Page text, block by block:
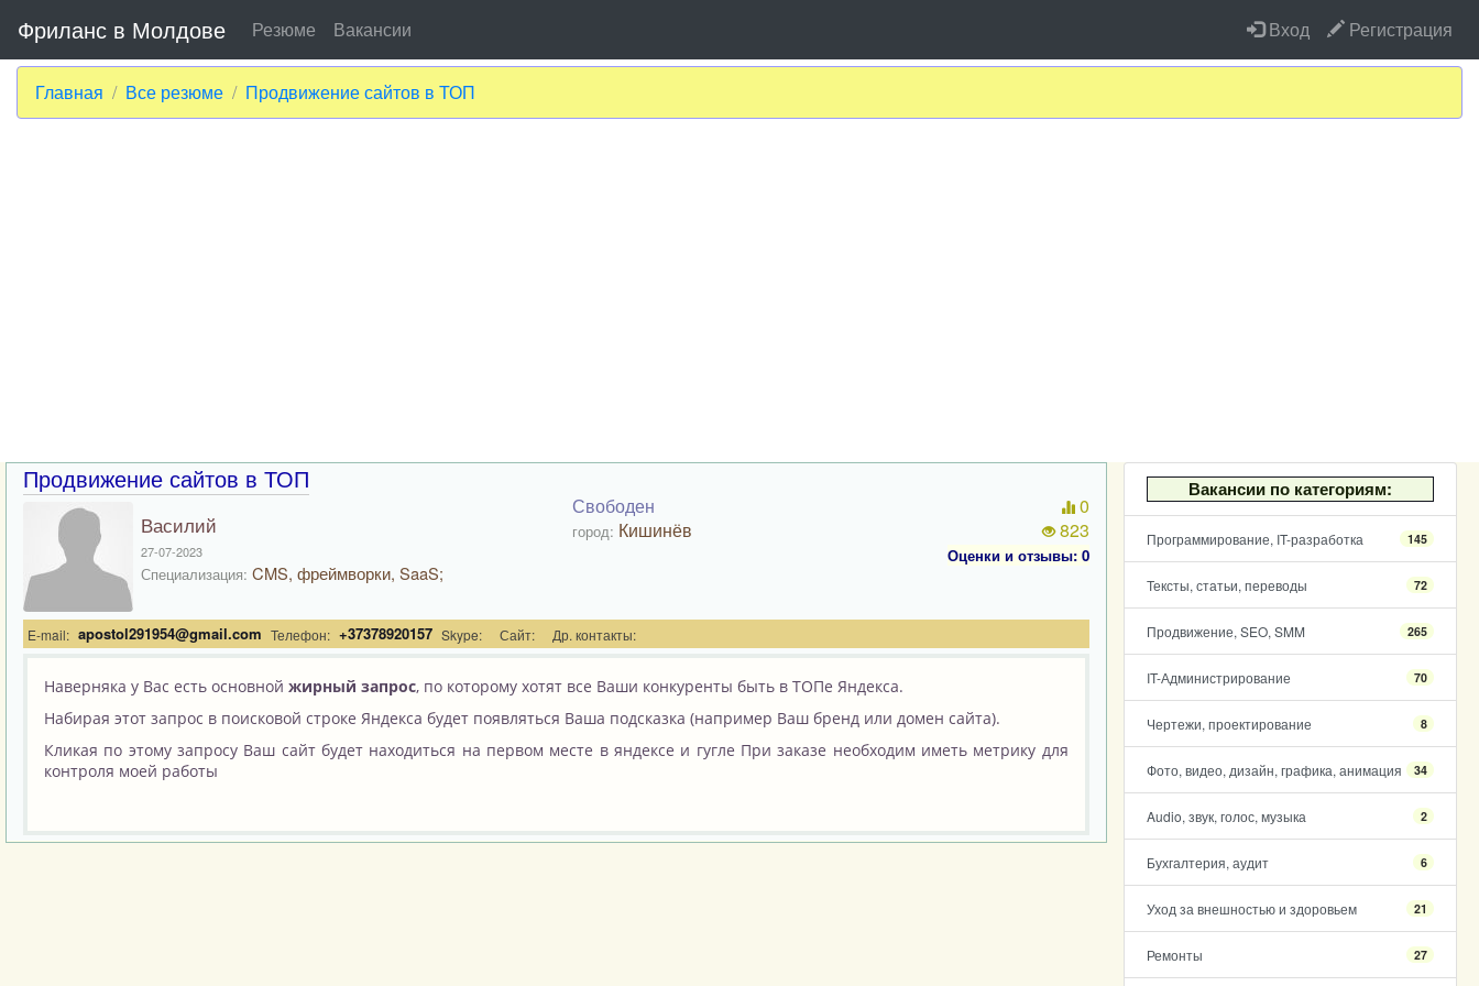
Фриланс в Молдове Резюме Вакансии Вход Регистрация
Главная Все резюме Продвижение сайтов в ТОП
Вакансии по категориям:
Программирование, IT-разработка 145
Тексты, статьи, переводы 72
Продвижение, SEO, SMM 265
IT-Администрирование 70
Чертежи, проектирование 8
Фото, видео, дизайн, графика, анимация 34
Audio, звук, голос, музыка 2
Бухгалтерия, аудит 6
Уход за внешностью и здоровьем 21
Ремонты 27
Продвижение сайтов в ТОП
Василий
27-07-2023
Специализация: CMS, фреймворки, SaaS;
Свободен
город: Кишинёв
0
823
Оценки и отзывы: 0
E-mail: apostol291954@gmail.com Телефон: +37378920157 Skype: Сайт: Др. контакты:
Наверняка у Вас есть основной жирный запрос, по которому хотят все Ваши конкуренты быть в ТОПе Яндекса.
Набирая этот запрос в поисковой строке Яндекса будет появляться Ваша подсказка (например Ваш бренд или домен сайта).
Кликая по этому запросу Ваш сайт будет находиться на первом месте в яндексе и гугле При заказе необходим иметь метрику для
контроля моей работы